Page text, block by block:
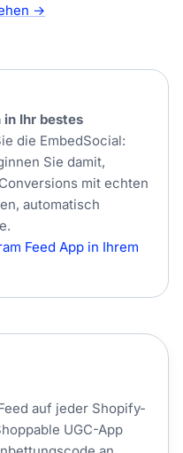
→
in Ihr bestes
die EmbedSocial:
Sie damit,
mit echten
automatisch
Feed App in Ihrem
auf jeder Shopify-
UGC-App